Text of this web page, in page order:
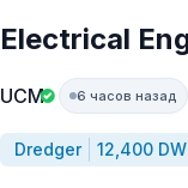
Electrical
UCM 6 часов назад
Dredger 12,400